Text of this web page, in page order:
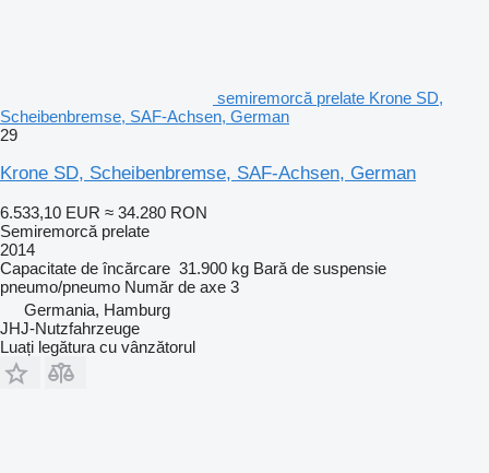
semiremorcă prelate Krone SD,
Scheibenbremse, SAF-Achsen, German
29
Krone SD, Scheibenbremse, SAF-Achsen, German
6.533,10 EUR ≈ 34.280 RON
Semiremorcă prelate
2014
Capacitate de încărcare 31.900 kg Bară de suspensie
pneumo/pneumo Număr de axe 3
Germania, Hamburg
JHJ-Nutzfahrzeuge
Luați legătura cu vânzătorul